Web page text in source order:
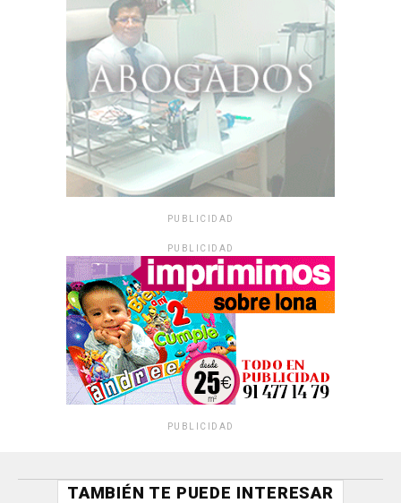
PUBLICIDAD
PUBLICIDAD
PUBLICIDAD
TAMBIÉN TE PUEDE INTERESAR